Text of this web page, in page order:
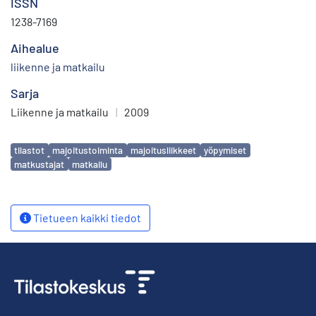
1238-7169
Aihealue
liikenne ja matkailu
Sarja
Liikenne ja matkailu | 2009
Avainsanat
tilastot majoitustoiminta majoitusliikkeet
yöpymiset
matkustajat
matkailu
Tietueen kaikki tiedot